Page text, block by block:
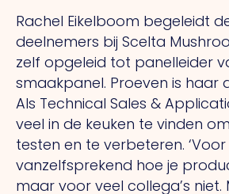
Rachel Eikelboom begeleidt
deelnemers bij Scelta
zelf opgeleid tot panelleider
smaakpanel. Proeven is haar
Als Technical Sales &
veel in de keuken te vinden
testen en te verbeteren. ‘Voor
vanzelfsprekend hoe je
maar voor veel collega’s niet.